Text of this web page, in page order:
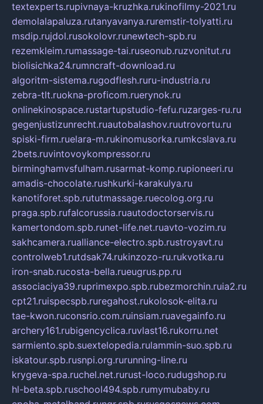
textexperts.rupivnaya-kruzhka.rukinofilmy-2021.ru
demolalapaluza.rutanyavanya.ruremstir-tolyatti.ru
msdip.rujdol.rusokolovr.runewtech-spb.ru
rezemkleim.rumassage-tai.ruseonub.ruzvonitut.ru
biolisichka24.rumncraft-download.ru
algoritm-sistema.rugodflesh.ruru-industria.ru
zebra-tlt.ruokna-proficom.ruerynok.ru
onlinekinospace.rustartupstudio-fefu.ruzarges-ru.ru
gegenjustizunrecht.ruautobalashov.ruutrovortu.ru
spiski-firm.ruelara-m.rukinomusorka.rumkcslava.ru
2bets.ruvintovoykompressor.ru
birminghamvsfulham.rusarmat-komp.rupioneeri.ru
amadis-chocolate.rushkurki-karakulya.ru
kanotiforet.spb.rututmassage.ruecolog.org.ru
praga.spb.rufalcorussia.ruautodoctorservis.ru
kamertondom.spb.runet-life.net.ruavto-vozim.ru
sakhcamera.rualliance-electro.spb.rustroyavt.ru
controlweb1.rutdsak74.rukinzozo-ru.rukvotka.ru
iron-snab.rucosta-bella.rueugrus.pp.ru
associaciya39.ruprimexpo.spb.rubezmorchin.ruia2.ru
cpt21.ruispecspb.ruregahost.rukolosok-elita.ru
tae-kwon.ruconsrio.com.ruinsiam.ruavegainfo.ru
archery161.rubigencyclica.ruvlast16.rukorru.net
sarmiento.spb.suextelopedia.rulammin-suo.spb.ru
iskatour.spb.rusnpi.org.rurunning-line.ru
krygeva-spa.ruchel.net.rurust-loco.rudugshop.ru
hl-beta.spb.ruschool494.spb.rumymubaby.ru